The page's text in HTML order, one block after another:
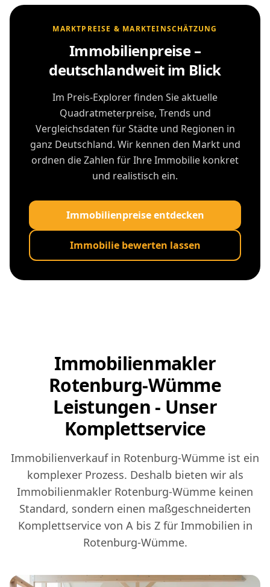
MARKTPREISE & MARKTEINSCHÄTZUNG
Immobilienpreise –
deutschlandweit im Blick
Im Preis-Explorer finden Sie aktuelle
Quadratmeterpreise, Trends und
Vergleichsdaten für Städte und Regionen in
ganz Deutschland. Wir kennen den Markt und
ordnen die Zahlen für Ihre Immobilie konkret
und realistisch ein.
Immobilienpreise entdecken
Immobilie bewerten lassen
Immobilienmakler
Rotenburg-Wümme
Leistungen - Unser
Komplettservice
Immobilienverkauf in Rotenburg-Wümme ist ein
komplexer Prozess. Deshalb bieten wir als
Immobilienmakler Rotenburg-Wümme keinen
Standard, sondern einen maßgeschneiderten
Komplettservice von A bis Z für Immobilien in
Rotenburg-Wümme.